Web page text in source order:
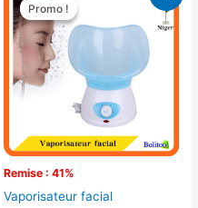
Promo !
Remise : 41%
Promo !
Vaporisateur facial
initial
était :
16.900 CFA.
est :
9.900 CFA.